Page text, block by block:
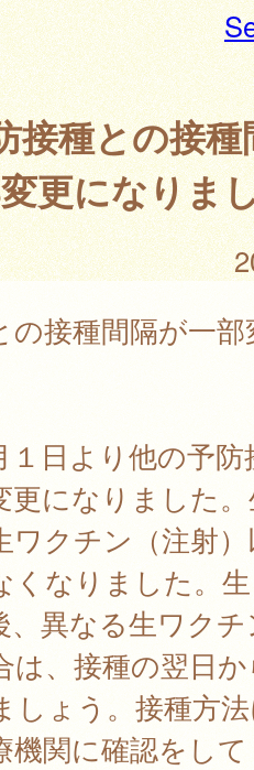
接種との接種
更になりま
の接種間隔が一
１日より他の予
更になりました
ワクチン（注射
くなりました。
、異なる生ワク
は、接種の翌日
しょう。接種方
機関に確認をし